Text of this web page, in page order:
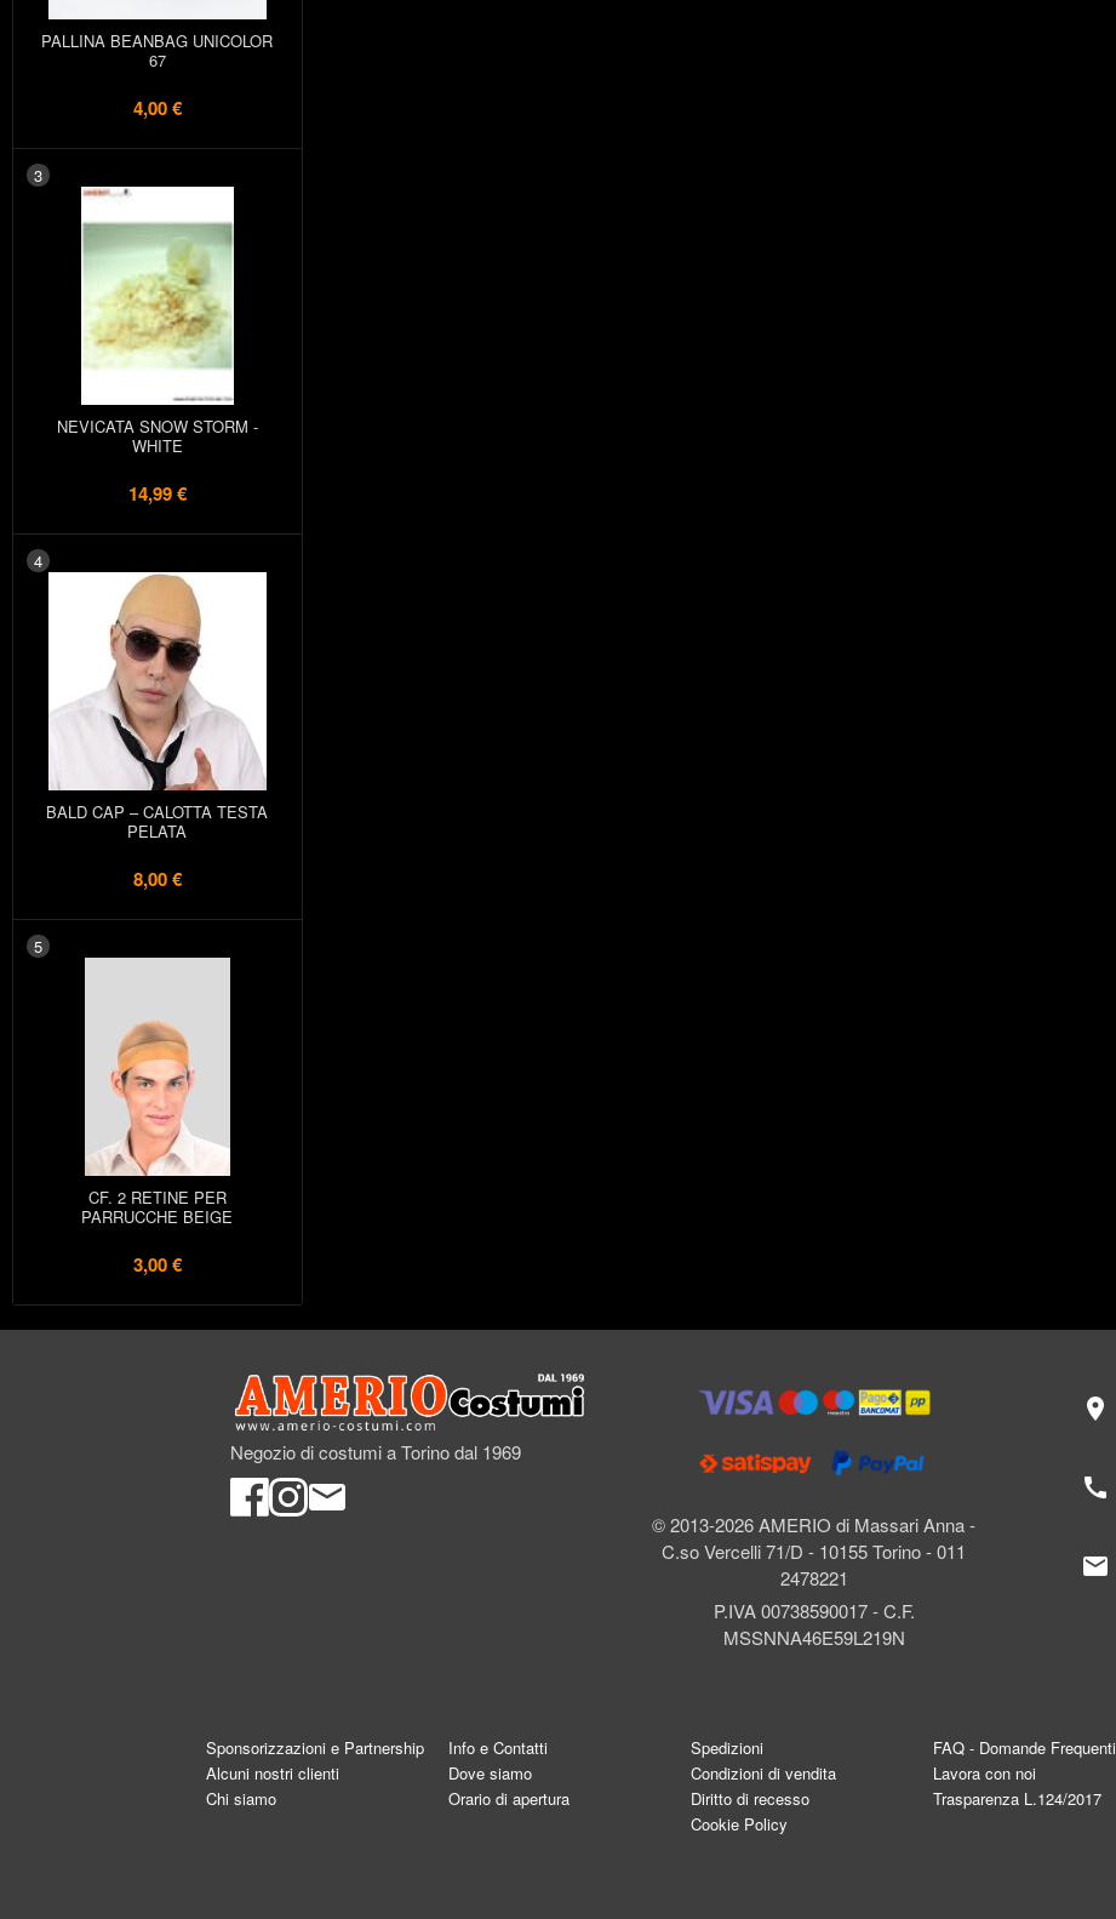
PALLINA BEANBAG UNICOLOR
67
4,00 €
3
NEVICATA SNOW STORM -
WHITE
14,99 €
4
BALD CAP – CALOTTA TESTA
PELATA
8,00 €
5
CF. 2 RETINE PER
PARRUCCHE BEIGE
3,00 €
Negozio di costumi a Torino dal 1969
© 2013-2026 AMERIO di Massari Anna -
C.so Vercelli 71/D - 10155 Torino - 011
2478221
P.IVA 00738590017 - C.F.
MSSNNA46E59L219N
location_on
call
mail
Sponsorizzazioni e Partnership
Alcuni nostri clienti
Chi siamo
Info e Contatti
Dove siamo
Orario di apertura
Spedizioni
Condizioni di vendita
Diritto di recesso
Cookie Policy
FAQ - Domande Frequenti
Lavora con noi
Trasparenza L.124/2017